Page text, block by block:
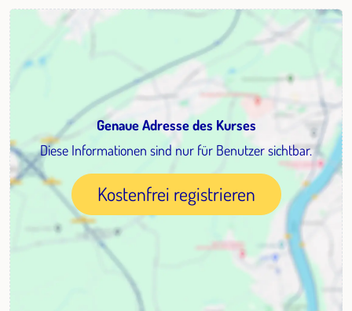
Genaue Adresse des Kurses
Diese Informationen sind nur für Benutzer sichtbar.
Kostenfrei registrieren